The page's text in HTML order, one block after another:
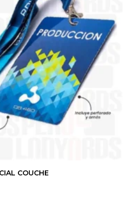
COUCHE